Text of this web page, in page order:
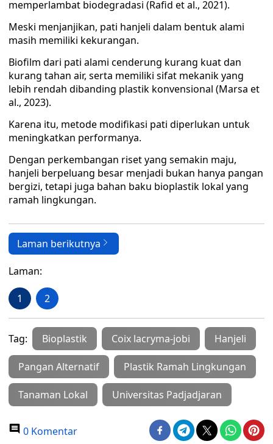
memperlambat biodegradasi (Rafid et al., 2021).
Meski menjanjikan, pati hanjeli dalam bentuk alami
masih memiliki kekurangan.
Biofilm dari pati alami cenderung kurang kuat dan
kurang tahan air, serta memiliki sifat mekanik yang
lebih rendah dibanding plastik konvensional (Marsa et
al., 2023).
Karena itu, metode modifikasi pati diperlukan untuk
meningkatkan performanya.
Dengan perkembangan riset yang semakin maju,
hanjeli berpeluang besar menjadi bukan hanya pangan
bergizi, tetapi juga bahan baku bioplastik lokal yang
ramah lingkungan.
Laman berikutnya
Laman:
1 2
Tag: Bioplastik Coix lacryma-jobi Hanjeli
Pangan Alternatif Plastik Ramah Lingkungan
Tanaman Lokal Universitas Padjadjaran
0 Komentar